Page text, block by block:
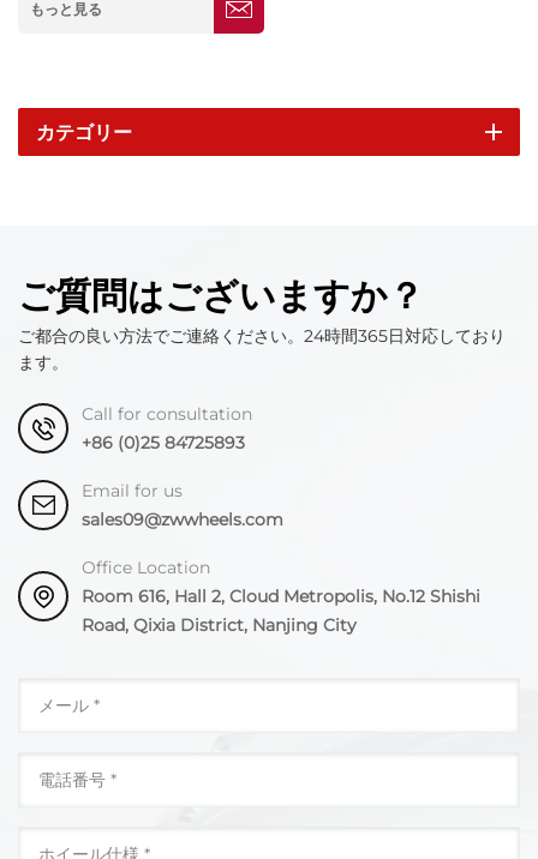
もっと見る
カテゴリー
ご質問はございますか？
ご都合の良い方法でご連絡ください。24時間365日対応しており
ます。
Call for consultation
+86 (0)25 84725893
Email for us
sales09@zwwheels.com
Office Location
Room 616, Hall 2, Cloud Metropolis, No.12 Shishi
Road, Qixia District, Nanjing City